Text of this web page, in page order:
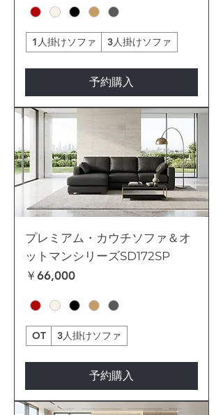
1人掛けソファ 3人掛けソファ
予約購入
プレミアム・カウチソファ＆オ
ットマンシリーズSD172SP
価格
￥66,000
OT 3人掛けソファ
予約購入